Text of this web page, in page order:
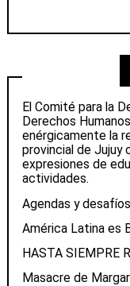
El Comité para la
Derechos
enérgicamente la
provincial de Jujuy
expresiones de
actividades.
Agendas y
América Latina es
HASTA SIEMPRE
Masacre de